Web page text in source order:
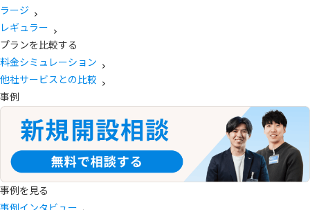
ラージ
レギュラー
プランを比較する
料金シミュレーション
他社サービスとの比較
事例
事例を見る